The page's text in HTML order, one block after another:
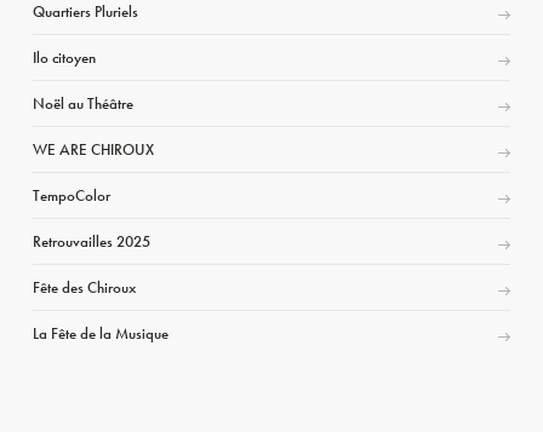
Quartiers Pluriels
Ilo citoyen
Noël au Théâtre
WE ARE CHIROUX
TempoColor
Retrouvailles 2025
Fête des Chiroux
La Fête de la Musique